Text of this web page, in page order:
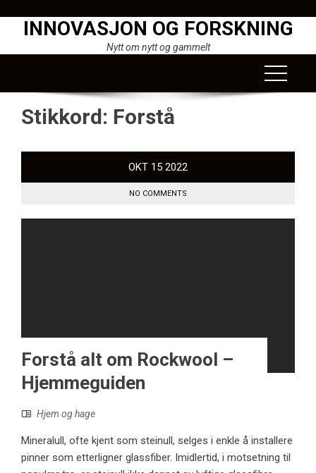
INNOVASJON OG FORSKNING
Nytt om nytt og gammelt
Stikkord: Forstå
OKT 15 2022
NO COMMENTS
Forstå alt om Rockwool –
Hjemmeguiden
Hjem og hage
Mineralull, ofte kjent som steinull, selges i enkle å installere
pinner som etterligner glassfiber. Imidlertid, i motsetning til